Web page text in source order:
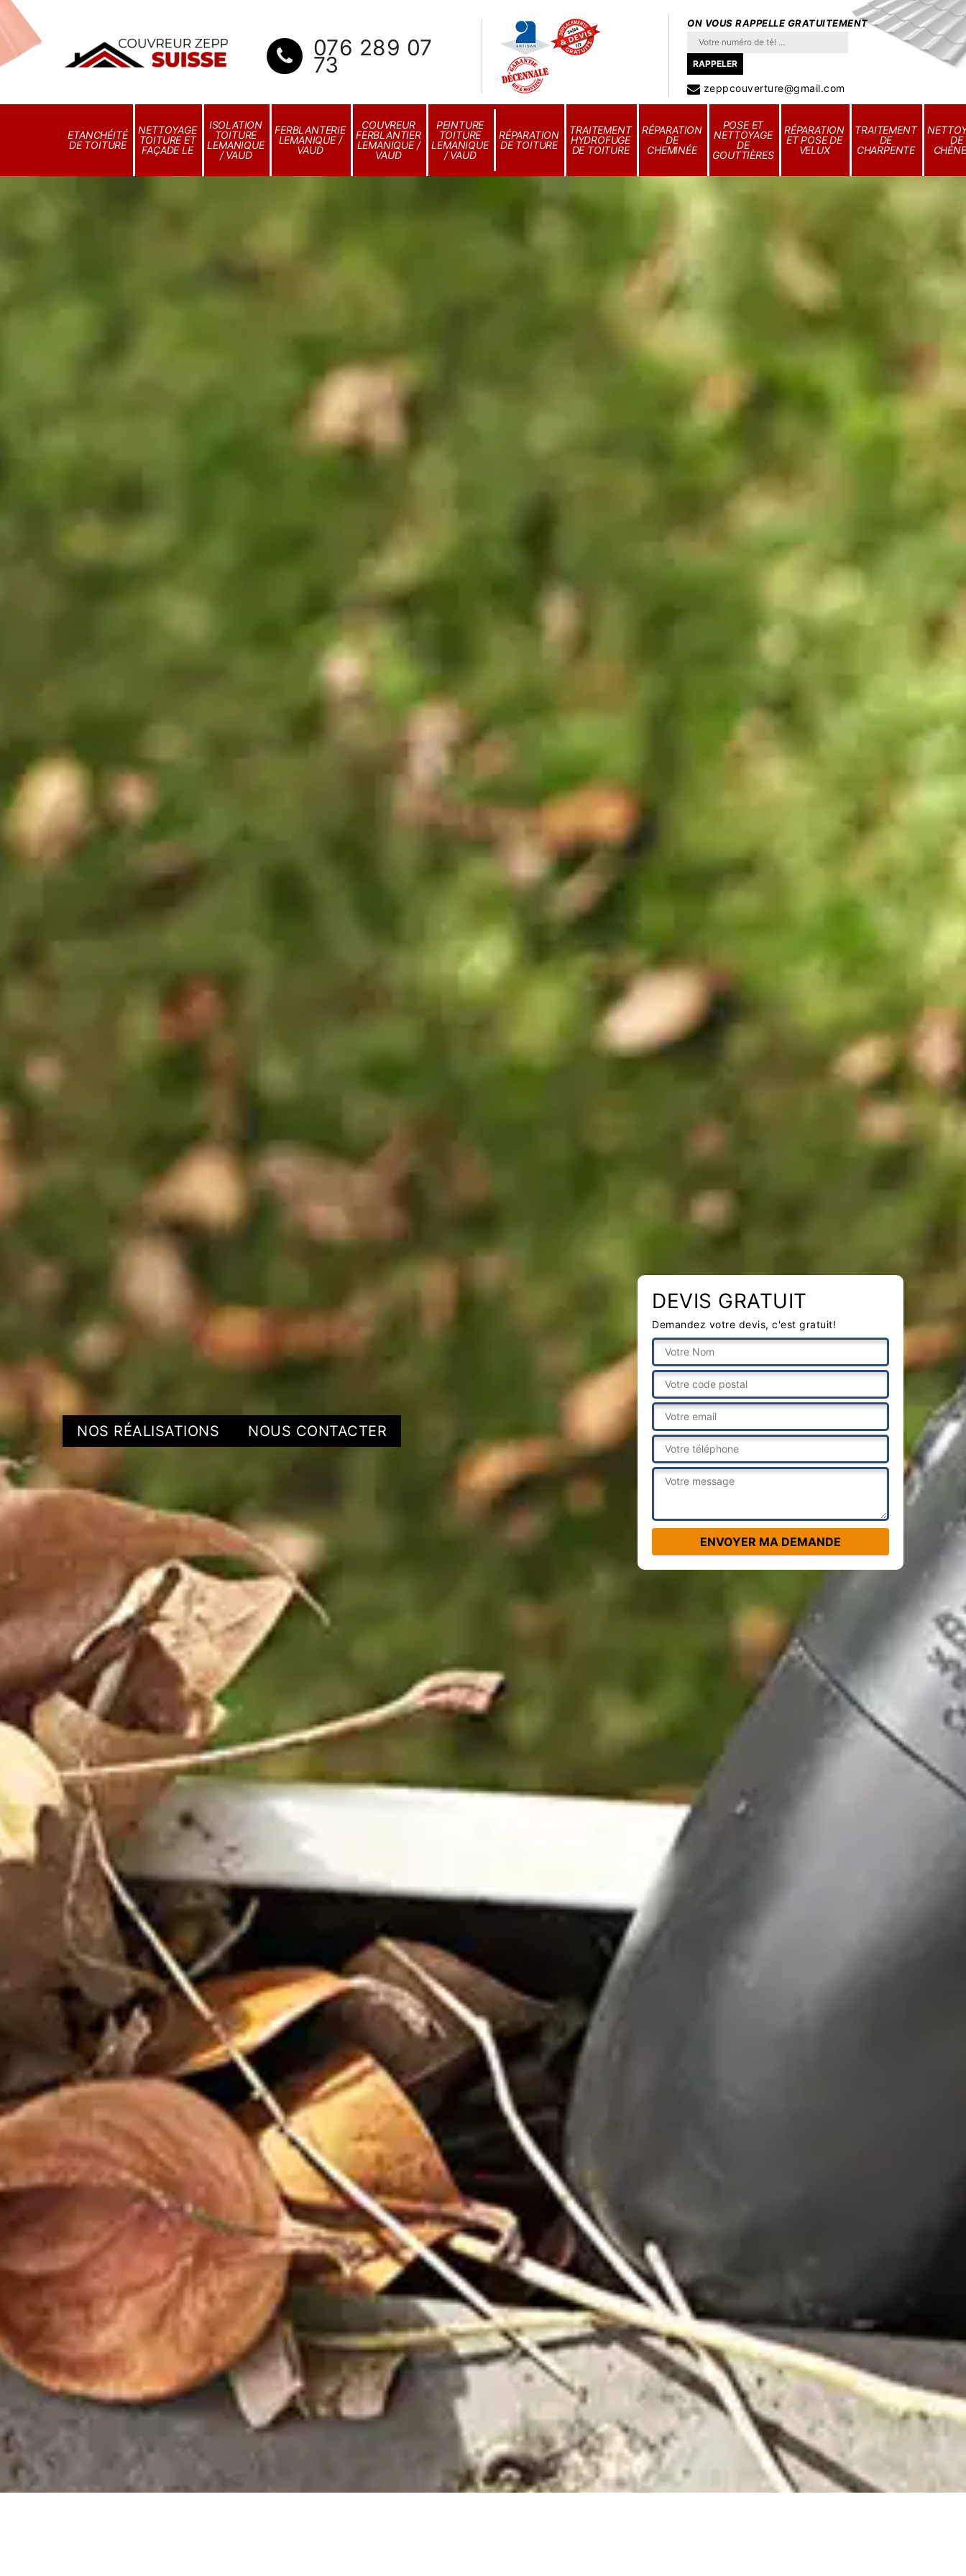
076 289 07
73
ON VOUS RAPPELLE GRATUITEMENT
zeppcouverture@gmail.com
ETANCHÉITÉ
DE TOITURE
NETTOYAGE
TOITURE ET
FAÇADE LE
ISOLATION
TOITURE
LEMANIQUE
/ VAUD
FERBLANTERIE
LEMANIQUE /
VAUD
COUVREUR
FERBLANTIER
LEMANIQUE /
VAUD
PEINTURE
TOITURE
LEMANIQUE
/ VAUD
RÉPARATION
DE TOITURE
TRAITEMENT
HYDROFUGE
DE TOITURE
RÉPARATION
DE
CHEMINÉE
POSE ET
NETTOYAGE
DE
GOUTTIÈRES
RÉPARATION
ET POSE DE
VELUX
TRAITEMENT
DE
CHARPENTE
DE
NOS RÉALISATIONS NOUS CONTACTER
DEVIS GRATUIT
Demandez votre devis, c'est gratuit!